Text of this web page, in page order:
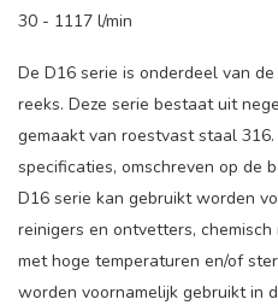
30 - 1117 l/min
De D16 serie is onderdeel van
reeks. Deze serie bestaat uit
gemaakt van roestvast staal
specificaties, omschreven op de
D16 serie kan gebruikt worden
reinigers en ontvetters,
met hoge temperaturen en/of
worden voornamelijk gebruikt in